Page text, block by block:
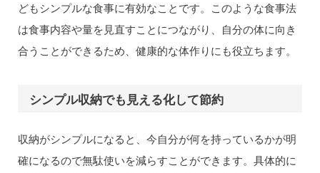
どもシンプルな食事に有効なことです。このような食事法
は食事内容や量を見直すことにつながり、自分の体に向き
合うことができるため、健康的な体作りにも役立ちます。
シンプル収納でも見える化して節約
収納がシンプルになると、今自分が何を持っているかが明
確になるので無駄使いを減らすことができます。具体的に